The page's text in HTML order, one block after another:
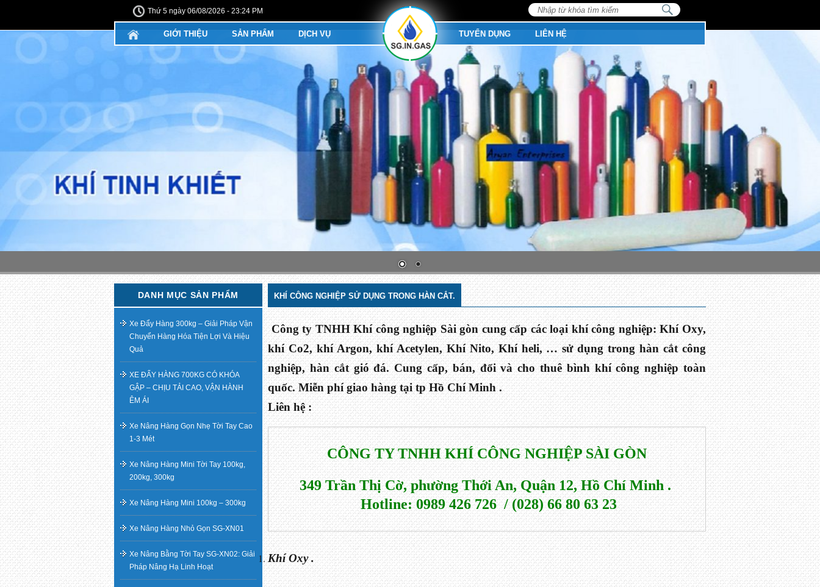
Thứ 5 ngày 06/08/2026 - 23:24 PM
Tìm
kiếm:
NHẬP
TỪ
KHÓA
KIẾM...
GIỚI THIỆU SẢN PHẨM DỊCH VỤ TUYỂN DỤNG LIÊN HỆ
KHÍ CÔNG NGHIỆP SỬ DỤNG TRONG HÀN CẮT.
Công ty TNHH Khí công nghiệp Sài gòn cung cấp các loại khí công nghiệp: Khí Oxy,
khí Co2, khí Argon, khí Acetylen, Khí Nito, Khí heli, … sử dụng trong hàn cắt công
nghiệp, hàn cắt gió đá. Cung cấp, bán, đổi và cho thuê bình khí công nghiệp toàn
quốc. Miễn phí giao hàng tại tp Hồ Chí Minh .
Liên hệ :
CÔNG TY TNHH KHÍ CÔNG NGHIỆP SÀI GÒN
349 Trần Thị Cờ, phường Thới An, Quận 12, Hồ Chí Minh .
Hotline: 0989 426 726  / (028) 66 80 63 23
Khí Oxy .
DANH MỤC SẢN PHẨM
Xe Đẩy Hàng 300kg – Giải Pháp Vận
Chuyển Hàng Hóa Tiện Lợi Và Hiệu
Quả
XE ĐẨY HÀNG 700KG CÓ KHÓA
GẬP – CHỊU TẢI CAO, VẬN HÀNH
ÊM ÁI
Xe Nâng Hàng Gọn Nhẹ Tời Tay Cao
1-3 Mét
Xe Nâng Hàng Mini Tời Tay 100kg,
200kg, 300kg
Xe Nâng Hàng Mini 100kg – 300kg
Xe Nâng Hàng Nhỏ Gọn SG-XN01
Xe Nâng Bằng Tời Tay SG-XN02: Giải
Pháp Nâng Hạ Linh Hoạt